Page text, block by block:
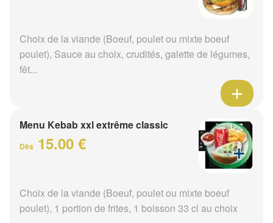
Choix de la viande (Boeuf, poulet ou mixte boeuf
poulet), Sauce au choix, crudités, galette de légumes,
fêt...
Menu Kebab xxl extrême classic
Dès 15.00 €
Choix de la viande (Boeuf, poulet ou mixte boeuf
poulet), 1 portion de frites, 1 boisson 33 cl au choix